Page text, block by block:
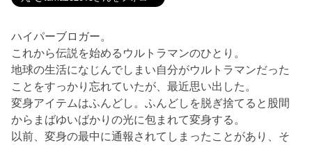
ハイパーブロガー。
これから伝説を始めるウルトラマンのひとり。
地球の生活になじんでしまい自分がウルトラマンだった
ことをすっかり忘れていたが、最近思い出した。
変身アイテムはふんどし。ふんどしを脱ぎ捨てると股間
からまばゆいばかりの光に包まれて変身する。
以前、変身の最中に通報されてしまったことがあり、そ